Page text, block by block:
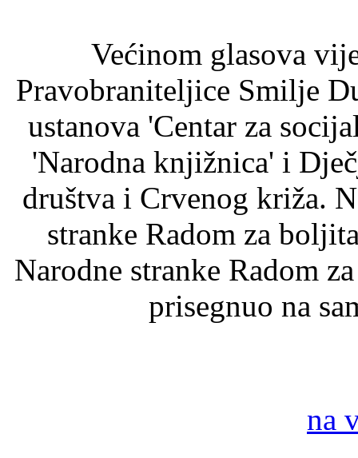
Većinom glasova
Pravobraniteljice Smilje
ustanova 'Centar za
'Narodna knjižnica' i
društva i Crvenog križa.
stranke Radom za
Narodne stranke Radom
prisegnuo na
na